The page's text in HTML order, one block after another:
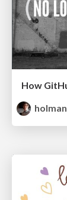
How
holman